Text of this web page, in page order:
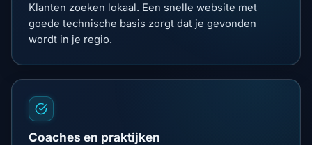
Klanten zoeken lokaal. Een snelle website met
goede technische basis zorgt dat je gevonden
wordt in je regio.
Coaches en praktijken